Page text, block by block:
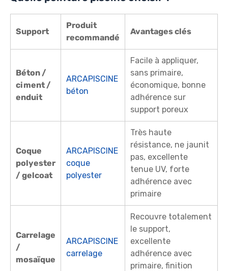
Support
Produit
recommandé
Avantages clés
Béton /
ciment /
enduit
ARCAPISCINE
béton
Facile à appliquer,
sans primaire,
économique, bonne
adhérence sur
support poreux
Coque
polyester
/ gelcoat
ARCAPISCINE
coque
polyester
Très haute
résistance, ne jaunit
pas, excellente
tenue UV, forte
adhérence avec
primaire
Carrelage
/
mosaïque
ARCAPISCINE
carrelage
Recouvre totalement
le support,
excellente
adhérence avec
primaire, finition